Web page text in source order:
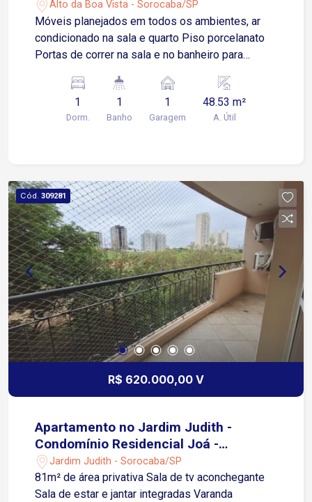
Alto da Boa Vista - Sorocaba/SP
Móveis planejados em todos os ambientes, ar
condicionado na sala e quarto Piso porcelanato
Portas de correr na sala e no banheiro para
1 vaga de garagem 1 deposito privativo de de 5
Boa Vista em Sorocaba, oferece infraestrutura de
pet garden, coworking, lavanderia compartilhada
(OMO), lockers inteligentes e mini market
1
Dorm.
1
Banho
1
Garagem
48.53 m²
A. Útil
Cód. 309281
R$ 620.000,00 V
Apartamento no Jardim Judith -
Condomínio Residencial Joá -
Sorocaba/SP
Jardim Judith - Sorocaba/SP
81m² de área privativa Sala de tv aconchegante
Sala de estar e jantar integradas Varanda